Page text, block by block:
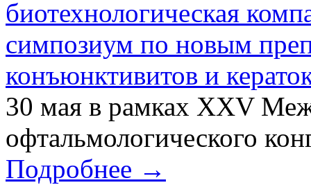
биотехнологическая
симпозиум по новым
конъюнктивитов и
30 мая в рамках XXV
офтальмологического
Подробнее →